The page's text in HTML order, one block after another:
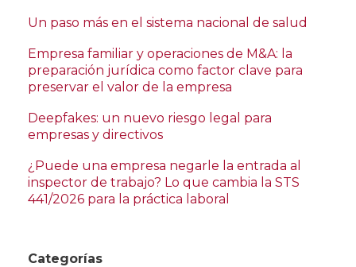
Un paso más en el sistema nacional de salud
Empresa familiar y operaciones de M&A: la
preparación jurídica como factor clave para
preservar el valor de la empresa
Deepfakes: un nuevo riesgo legal para
empresas y directivos
¿Puede una empresa negarle la entrada al
inspector de trabajo? Lo que cambia la STS
441/2026 para la práctica laboral
Categorías